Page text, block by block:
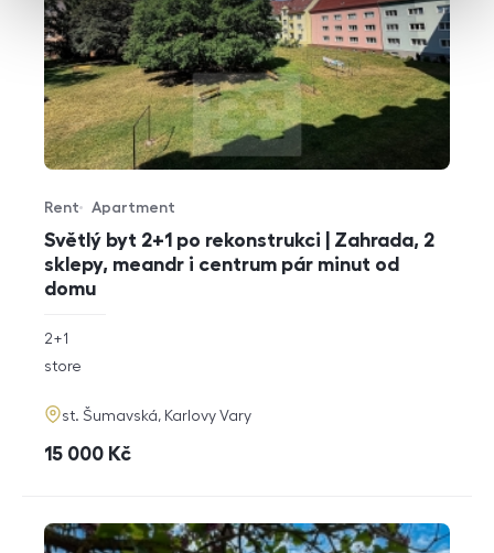
Světlý byt 2+1 po rekonstrukci | Zahrada, 2
sklepy, meandr i centrum pár minut od
domu
Offer type
Rent
Property type
Apartment
rozměry
2+1
funkce
store
adresa
st. Šumavská, Karlovy Vary
cena
15 000 Kč